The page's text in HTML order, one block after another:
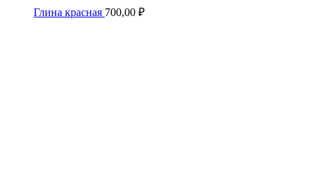
Глина красная 700,00 ₽